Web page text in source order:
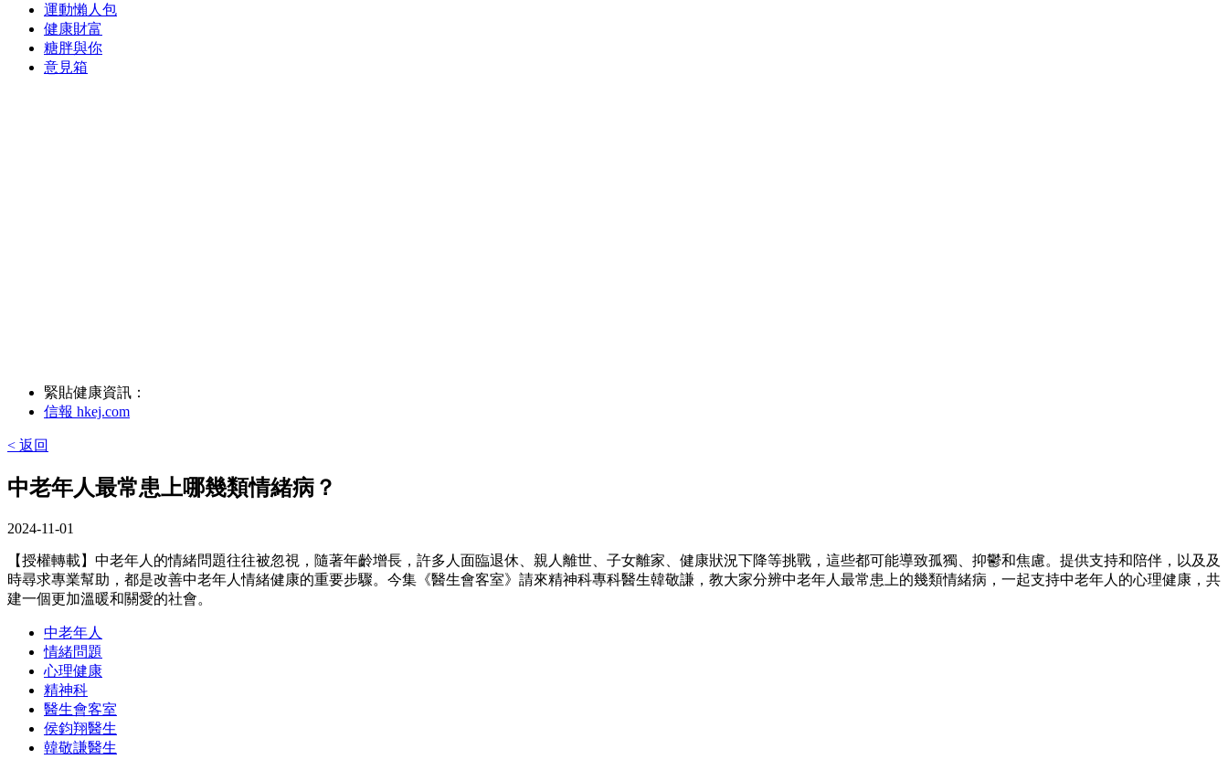
運動懶人包
健康財富
糖胖與你
意見箱
緊貼健康資訊：
信報 hkej.com
< 返回
中老年人最常患上哪幾類情緒病？
2024-11-01
【授權轉載】中老年人的情緒問題往往被忽視，隨著年齡增長，許多人面臨退休、親人離世、子女離家、健康狀況下降等挑戰，這些都可能導致孤獨、抑鬱和焦慮。提供支持和陪伴，以及及
時尋求專業幫助，都是改善中老年人情緒健康的重要步驟。今集《醫生會客室》請來精神科專科醫生韓敬謙，教大家分辨中老年人最常患上的幾類情緒病，一起支持中老年人的心理健康，共
建一個更加溫暖和關愛的社會。
中老年人
情緒問題
心理健康
精神科
醫生會客室
侯鈞翔醫生
韓敬謙醫生